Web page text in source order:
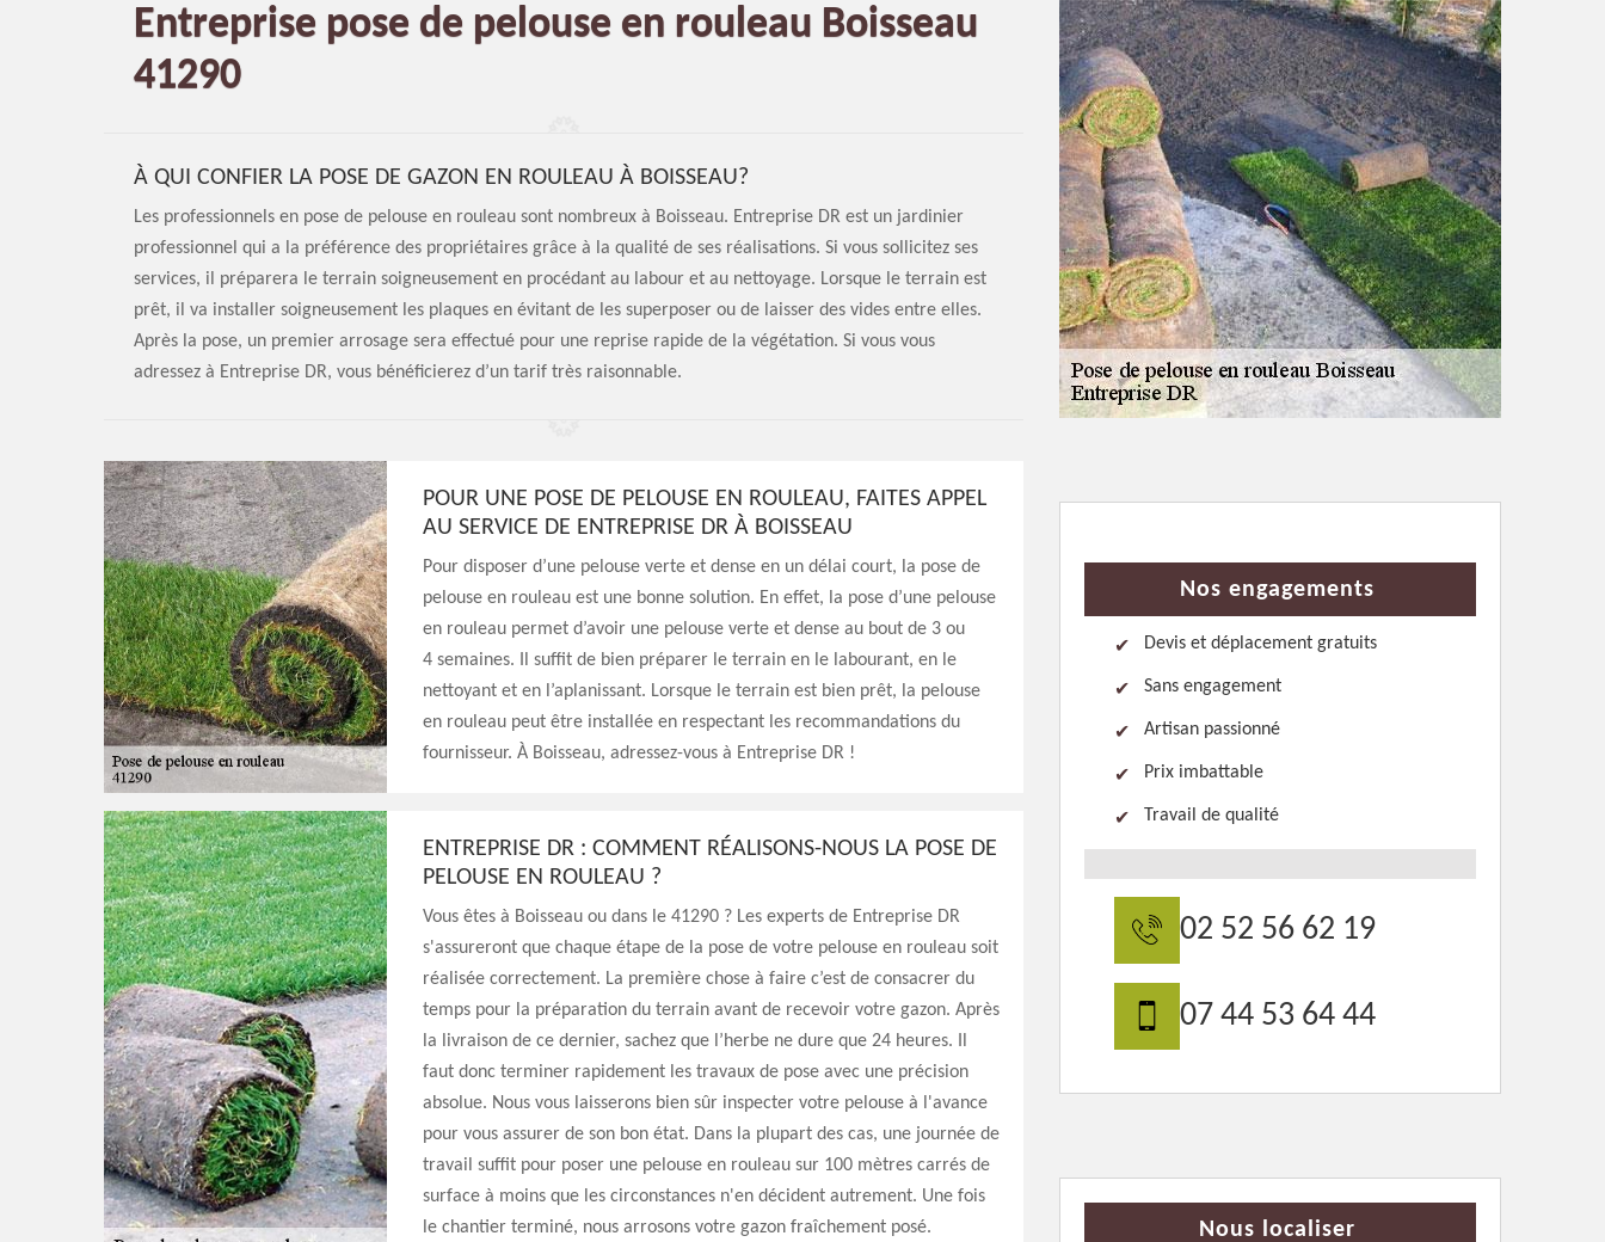
Entreprise pose de pelouse en rouleau Boisseau
41290
À QUI CONFIER LA POSE DE GAZON EN ROULEAU À BOISSEAU?
Les professionnels en pose de pelouse en rouleau sont nombreux à Boisseau. Entreprise DR est un jardinier
professionnel qui a la préférence des propriétaires grâce à la qualité de ses réalisations. Si vous sollicitez ses
services, il préparera le terrain soigneusement en procédant au labour et au nettoyage. Lorsque le terrain est
prêt, il va installer soigneusement les plaques en évitant de les superposer ou de laisser des vides entre elles.
Après la pose, un premier arrosage sera effectué pour une reprise rapide de la végétation. Si vous vous
adressez à Entreprise DR, vous bénéficierez d’un tarif très raisonnable.
POUR UNE POSE DE PELOUSE EN ROULEAU, FAITES APPEL
AU SERVICE DE ENTREPRISE DR À BOISSEAU
Pour disposer d’une pelouse verte et dense en un délai court, la pose de
pelouse en rouleau est une bonne solution. En effet, la pose d’une pelouse
en rouleau permet d’avoir une pelouse verte et dense au bout de 3 ou
4 semaines. Il suffit de bien préparer le terrain en le labourant, en le
nettoyant et en l’aplanissant. Lorsque le terrain est bien prêt, la pelouse
en rouleau peut être installée en respectant les recommandations du
fournisseur. À Boisseau, adressez-vous à Entreprise DR !
ENTREPRISE DR : COMMENT RÉALISONS-NOUS LA POSE DE
PELOUSE EN ROULEAU ?
Vous êtes à Boisseau ou dans le 41290 ? Les experts de Entreprise DR
s'assureront que chaque étape de la pose de votre pelouse en rouleau soit
réalisée correctement. La première chose à faire c’est de consacrer du
temps pour la préparation du terrain avant de recevoir votre gazon. Après
la livraison de ce dernier, sachez que l’herbe ne dure que 24 heures. Il
faut donc terminer rapidement les travaux de pose avec une précision
absolue. Nous vous laisserons bien sûr inspecter votre pelouse à l'avance
pour vous assurer de son bon état. Dans la plupart des cas, une journée de
travail suffit pour poser une pelouse en rouleau sur 100 mètres carrés de
surface à moins que les circonstances n'en décident autrement. Une fois
le chantier terminé, nous arrosons votre gazon fraîchement posé.
Nos engagements
Devis et déplacement gratuits
Sans engagement
Artisan passionné
Prix imbattable
Travail de qualité
02 52 56 62 19
07 44 53 64 44
Nous localiser